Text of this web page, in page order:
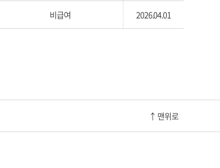
비급여 2026.04.01
↑ 맨위로